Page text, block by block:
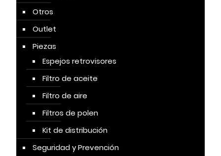
Otros
Outlet
Piezas
Espejos retrovisores
Filtro de aceite
Filtro de aire
Filtros de polen
Kit de distribución
Seguridad y Prevención